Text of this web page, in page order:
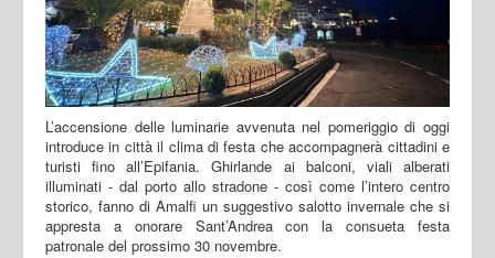
L’accensione delle luminarie avvenuta nel pomeriggio di oggi
introduce in città il clima di festa che accompagnerà cittadini e
turisti fino all’Epifania. Ghirlande ai balconi, viali alberati
illuminati - dal porto allo stradone - così come l’intero centro
storico, fanno di Amalfi un suggestivo salotto invernale che si
appresta a onorare Sant’Andrea con la consueta festa
patronale del prossimo 30 novembre.